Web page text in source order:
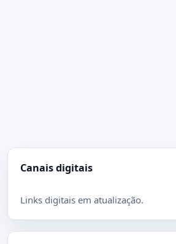
Canais digitais
Links digitais em atualização.